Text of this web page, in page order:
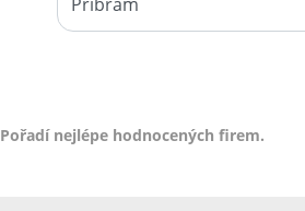
Pořadí nejlépe hodnocených firem.